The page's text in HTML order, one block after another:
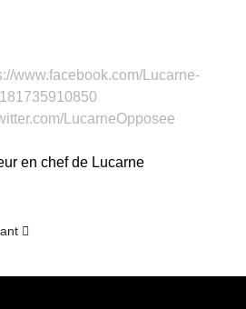
en chef de Lucarne
: l’intermède
suivant : Australie : dur de voyager